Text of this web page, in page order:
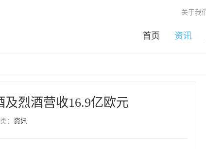
首页 资讯
关于我们
烈酒营收16.9亿欧元
： 资讯